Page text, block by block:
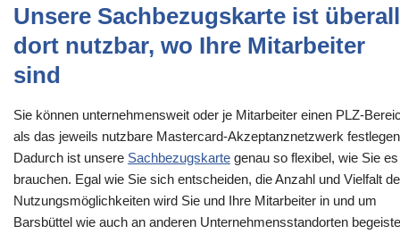
Unsere Sachbezugskarte ist überall
dort nutzbar, wo Ihre Mitarbeiter
sind
Sie können unternehmensweit oder je Mitarbeiter einen PLZ-
als das jeweils nutzbare Mastercard-Akzeptanznetzwerk
Dadurch ist unsere Sachbezugskarte genau so flexibel, wie Sie es
brauchen. Egal wie Sie sich entscheiden, die Anzahl und Vielfalt
Nutzungsmöglichkeiten wird Sie und Ihre Mitarbeiter in und um
Barsbüttel wie auch an anderen Unternehmensstandorten